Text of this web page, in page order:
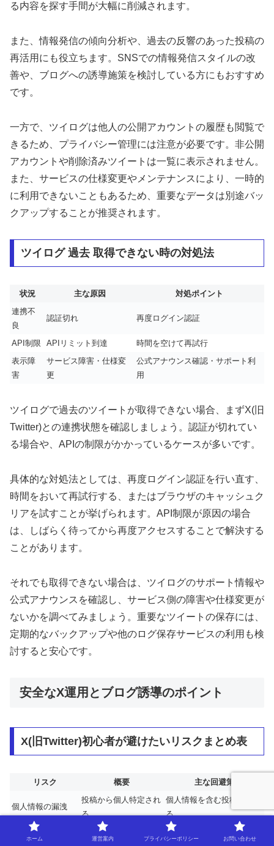
る内容を探す手間が大幅に削減されます。
また、情報発信の傾向分析や、過去の反響のあった投稿の
再活用にも役立ちます。SNSでの情報発信スタイルの改
善や、ブログへの誘導施策を検討している方にもおすすめ
です。
一方で、ツイログは他人の公開アカウントの履歴も閲覧で
きるため、プライバシー管理には注意が必要です。非公開
アカウントや削除済みツイートは一覧に表示されません。
また、サービスの仕様変更やメンテナンスにより、一時的
に利用できないこともあるため、重要なデータは別途バッ
クアップすることが推奨されます。
ツイログ 過去 取得できない時の対処法
状況 主な原因
対処ポイント
連携不
良
認証切れ 再度ログイン認証
API制限 APIリミット到達
時間を空けて再試行
表示障
害
サービス障害・仕様変
更
公式アナウンス確認・サポート利
用
ツイログで過去のツイートが取得できない場合、まずX(旧
Twitter)との連携状態を確認しましょう。認証が切れてい
る場合や、APIの制限がかかっているケースが多いです。
具体的な対処法としては、再度ログイン認証を行い直す、
時間をおいて再試行する、またはブラウザのキャッシュク
リアを試すことが挙げられます。API制限が原因の場合
は、しばらく待ってから再度アクセスすることで解決する
ことがあります。
それでも取得できない場合は、ツイログのサポート情報や
公式アナウンスを確認し、サービス側の障害や仕様変更が
ないかを調べてみましょう。重要なツイートの保存には、
定期的なバックアップや他のログ保存サービスの利用も検
討すると安心です。
安全なX運用とブログ誘導のポイント
X(旧Twitter)初心者が避けたいリスクまとめ表
リスク 概要 主な回避策
個人情報の漏洩
投稿から個人特定され
る
個人情報を含む投稿を控え
る
アカウント乗っ取
第三者による不正利用
パスワード強化・二段階認
ホーム 運営案内 プライバシーポリシー お問い合わせ